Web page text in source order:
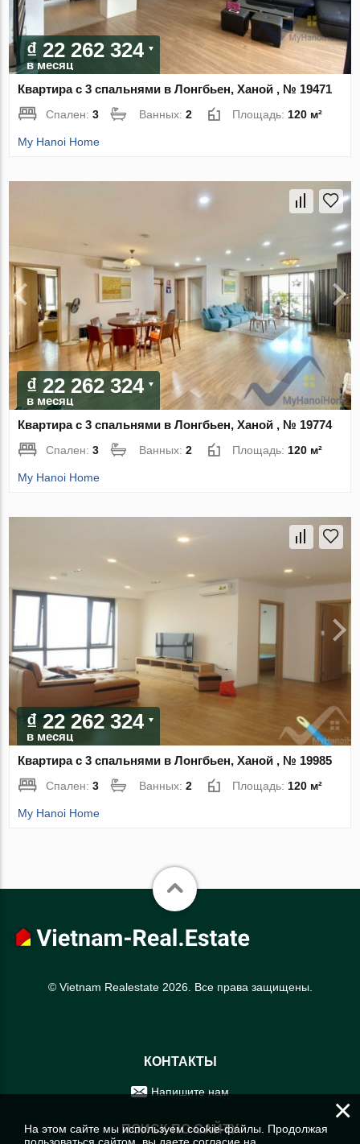
₫ 22 262 324
в месяц
Квартира с 3 спальнями в Лонгбьен, Ханой , № 19471
Спален:3 Ванных:2 Площадь: 120 м²
My Hanoi Home
₫ 22 262 324
в месяц
Квартира с 3 спальнями в Лонгбьен, Ханой , № 19774
Спален:3 Ванных:2 Площадь: 120 м²
My Hanoi Home
₫ 22 262 324
в месяц
Квартира с 3 спальнями в Лонгбьен, Ханой , № 19985
Спален:3 Ванных:2 Площадь: 120 м²
My Hanoi Home
© Vietnam Realestate 2026. Все права защищены.
КОНТАКТЫ
Напишите нам
ПОИСК ПО САЙТУ
×
На этом сайте мы используем cookie-файлы. Продолжая